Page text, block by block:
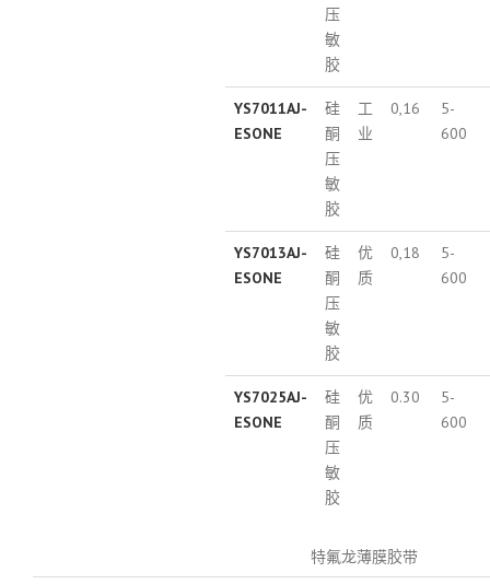
压
敏
胶
YS7011AJ-
ESONE
硅
酮
压
敏
胶
工
业
0,16
5-
600
YS7013AJ-
ESONE
硅
酮
压
敏
胶
优
质
0,18
5-
600
YS7025AJ-
ESONE
硅
酮
压
敏
胶
优
质
0.30
5-
600
特氟龙薄膜胶带